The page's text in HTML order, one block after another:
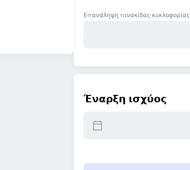
Επανάληψη πινακίδας κυκλοφορίας
Έναρξη ισχύος